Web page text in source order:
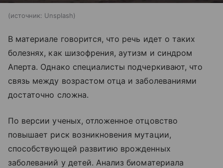
источник: Unsplash
В материале говорится, что речь идет о таких
болезнях, как шизофрения, аутизм и синдром
Аперта. Однако специалисты подчеркивают, что
связь между возрастом отца и заболеваниями
достаточно сложна.
По версии ученых, отложенное отцовство
повышает риск возникновения мутации,
способствующей развитию врожденных
заболеваний у детей. Анализ биоматериала